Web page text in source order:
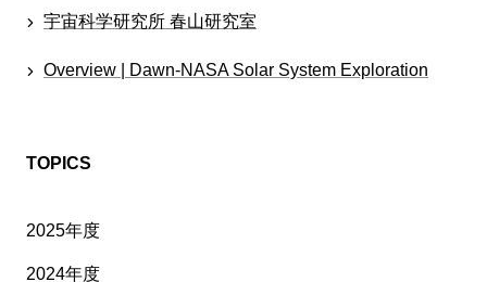
宇宙科学研究所 春山研究室
Overview | Dawn-NASA Solar System Exploration
TOPICS
2025年度
2024年度